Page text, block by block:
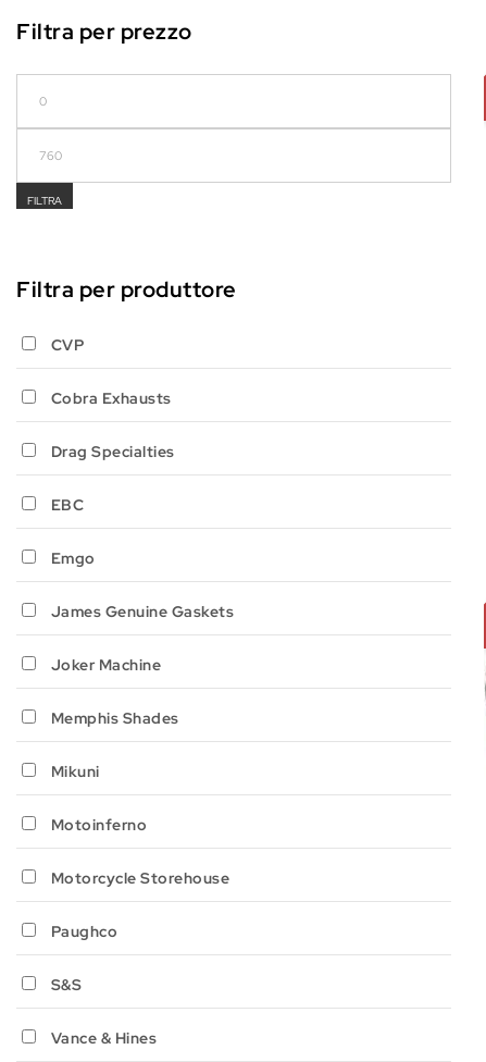
Filtra per prezzo
FILTRA
Filtra per produttore
CVP
Cobra Exhausts
Drag Specialties
EBC
Emgo
James Genuine Gaskets
Joker Machine
Memphis Shades
Mikuni
Motoinferno
Motorcycle Storehouse
Paughco
S&S
Vance & Hines